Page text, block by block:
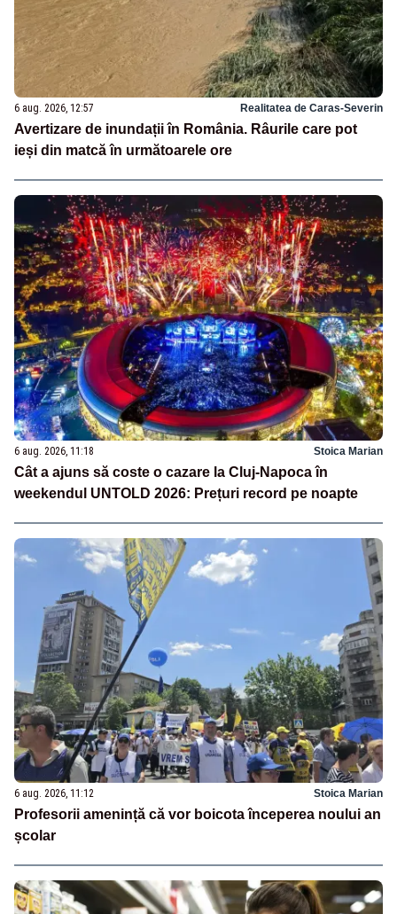
6 aug. 2026, 12:57 Realitatea de Caras-Severin
Avertizare de inundații în România. Râurile care pot
ieși din matcă în următoarele ore
6 aug. 2026, 11:18 Stoica Marian
Cât a ajuns să coste o cazare la Cluj-Napoca în
weekendul UNTOLD 2026: Prețuri record pe noapte
6 aug. 2026, 11:12 Stoica Marian
Profesorii amenință că vor boicota începerea noului an
școlar